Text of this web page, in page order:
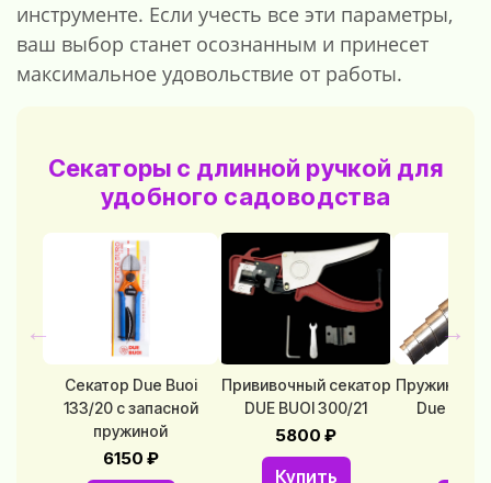
инструменте. Если учесть все эти параметры,
ваш выбор станет осознанным и принесет
максимальное удовольствие от работы.
Секаторы с длинной ручкой для
удобного садоводства
Секатор Due Buoi
133/20 с запасной
пружиной
6150 ₽
Прививочный секатор
DUE BUOI 300/21
5800 ₽
Купить
Пружина
Due Buoi
← →